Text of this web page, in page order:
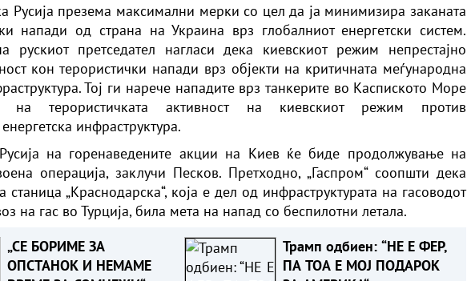
Русија презема максимални мерки со цел да ја минимизира заканата
напади од страна на Украина врз глобалниот енергетски систем.
рускиот претседател нагласи дека киевскиот режим непрестајно
кон терористички напади врз објекти на критичната меѓународна
Тој ги нарече нападите врз танкерите во Каспиското Море
на терористичката активност на киевскиот режим против
инфраструктура.
на горенаведените акции на Киев ќе биде продолжување на
операција, заклучи Песков. Претходно, „Гаспром“ соопшти дека
станица „Краснодарска“, која е дел од инфраструктурата на гасоводот
на гас во Турција, била мета на напад со беспилотни летала.
„СЕ БОРИМЕ ЗА
ОПСТАНОК И НЕМАМЕ
Трамп одбиен: “НЕ Е ФЕР,
ПА ТОА Е МОЈ ПОДАРОК